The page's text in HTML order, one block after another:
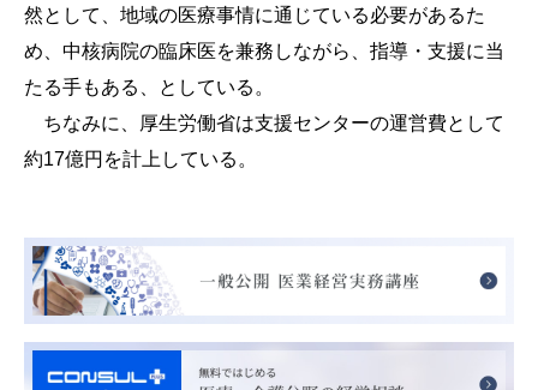
然として、地域の医療事情に通じている必要があるた
め、中核病院の臨床医を兼務しながら、指導・支援に当
たる手もある、としている。
ちなみに、厚生労働省は支援センターの運営費として
約17億円を計上している。